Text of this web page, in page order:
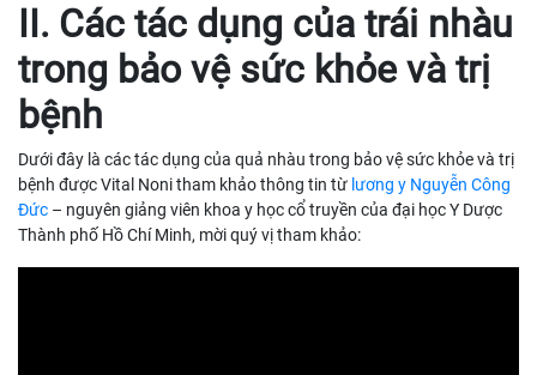
II. Các tác dụng của trái nhàu
trong bảo vệ sức khỏe và trị
bệnh
Dưới đây là các tác dụng của quả nhàu trong bảo vệ sức khỏe và trị
bệnh được Vital Noni tham khảo thông tin từ lương y Nguyễn Công
Đức – nguyên giảng viên khoa y học cổ truyền của đại học Y Dược
Thành phố Hồ Chí Minh, mời quý vị tham khảo: